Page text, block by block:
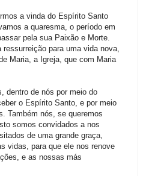
a vinda do Espírito Santo
a quaresma, o período em
pela sua Paixão e Morte.
para uma vida nova,
Maria, a Igreja, que com Maria
dentro de nós por meio do
o Espírito Santo, e por meio
Também nós, se queremos
somos convidados a nos
de uma grande graça,
vidas, para que ele nos renove
e as nossas más